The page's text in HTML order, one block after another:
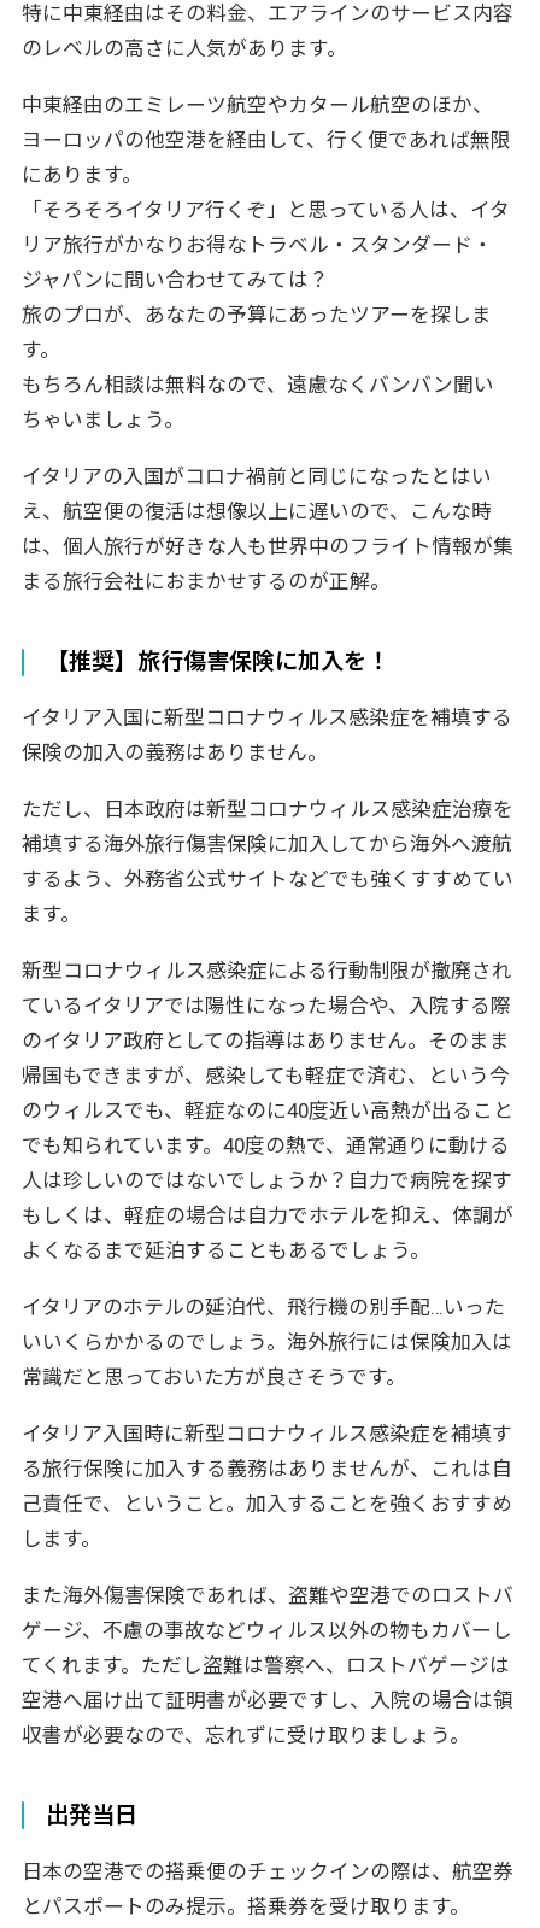
特に中東経由はその料金、エアラインのサービス内容
のレベルの高さに人気があります。
中東経由のエミレーツ航空やカタール航空のほか、
ヨーロッパの他空港を経由して、行く便であれば無限
にあります。
「そろそろイタリア行くぞ」と思っている人は、イタ
リア旅行がかなりお得なトラベル・スタンダード・
ジャパンに問い合わせてみては？
旅のプロが、あなたの予算にあったツアーを探しま
す。
もちろん相談は無料なので、遠慮なくバンバン聞い
ちゃいましょう。
イタリアの入国がコロナ禍前と同じになったとはい
え、航空便の復活は想像以上に遅いので、こんな時
は、個人旅行が好きな人も世界中のフライト情報が集
まる旅行会社におまかせするのが正解。
【推奨】旅行傷害保険に加入を！
イタリア入国に新型コロナウィルス感染症を補填する
保険の加入の義務はありません。
ただし、日本政府は新型コロナウィルス感染症治療を
補填する海外旅行傷害保険に加入してから海外へ渡航
するよう、外務省公式サイトなどでも強くすすめてい
ます。
新型コロナウィルス感染症による行動制限が撤廃され
ているイタリアでは陽性になった場合や、入院する際
のイタリア政府としての指導はありません。そのまま
帰国もできますが、感染しても軽症で済む、という今
のウィルスでも、軽症なのに40度近い高熱が出ること
でも知られています。40度の熱で、通常通りに動ける
人は珍しいのではないでしょうか？自力で病院を探す
もしくは、軽症の場合は自力でホテルを抑え、体調が
よくなるまで延泊することもあるでしょう。
イタリアのホテルの延泊代、飛行機の別手配…いった
いいくらかかるのでしょう。海外旅行には保険加入は
常識だと思っておいた方が良さそうです。
イタリア入国時に新型コロナウィルス感染症を補填す
る旅行保険に加入する義務はありませんが、これは自
己責任で、ということ。加入することを強くおすすめ
します。
また海外傷害保険であれば、盗難や空港でのロストバ
ゲージ、不慮の事故などウィルス以外の物もカバーし
てくれます。ただし盗難は警察へ、ロストバゲージは
空港へ届け出て証明書が必要ですし、入院の場合は領
収書が必要なので、忘れずに受け取りましょう。
出発当日
日本の空港での搭乗便のチェックインの際は、航空券
とパスポートのみ提示。搭乗券を受け取ります。